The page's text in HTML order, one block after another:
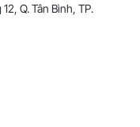
Q. Tân Bình, TP.